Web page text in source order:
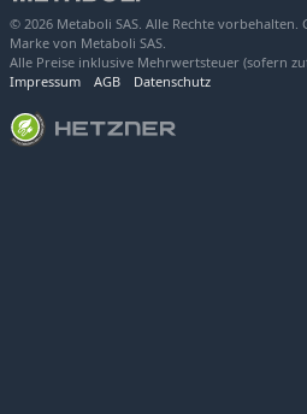
© 2026 Metaboli SAS. Alle Rechte vorbehalten.
Marke von Metaboli SAS.
Alle Preise inklusive Mehrwertsteuer (sofern
Impressum
AGB Datenschutz